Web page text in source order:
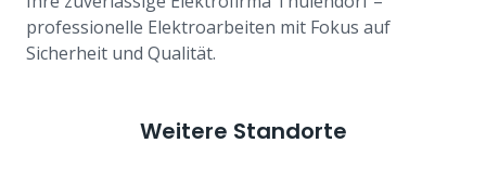
professionelle Elektroarbeiten mit Fokus auf
Sicherheit und Qualität.
Weitere Standorte